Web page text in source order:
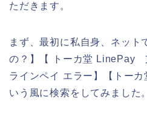
ただきます。
まず、最初に私自身、ネット
の？】【 トーカ堂 LinePay
ラインペイ エラー】【トー
いう風に検索をしてみました。